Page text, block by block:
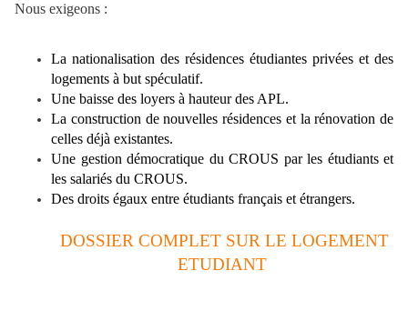
Nous exigeons :
La nationalisation des résidences étudiantes privées et des
logements à but spéculatif.
Une baisse des loyers à hauteur des APL.
La construction de nouvelles résidences et la rénovation de
celles déjà existantes.
Une gestion démocratique du CROUS par les étudiants et
les salariés du CROUS.
Des droits égaux entre étudiants français et étrangers.
DOSSIER COMPLET SUR LE LOGEMENT
ETUDIANT